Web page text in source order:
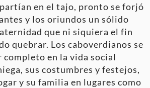
en el tajo, pronto se forjó
y los oriundos un sólido
que ni siquiera el fin
quebrar. Los caboverdianos se
en la vida social
sus costumbres y festejos,
y su familia en lugares como